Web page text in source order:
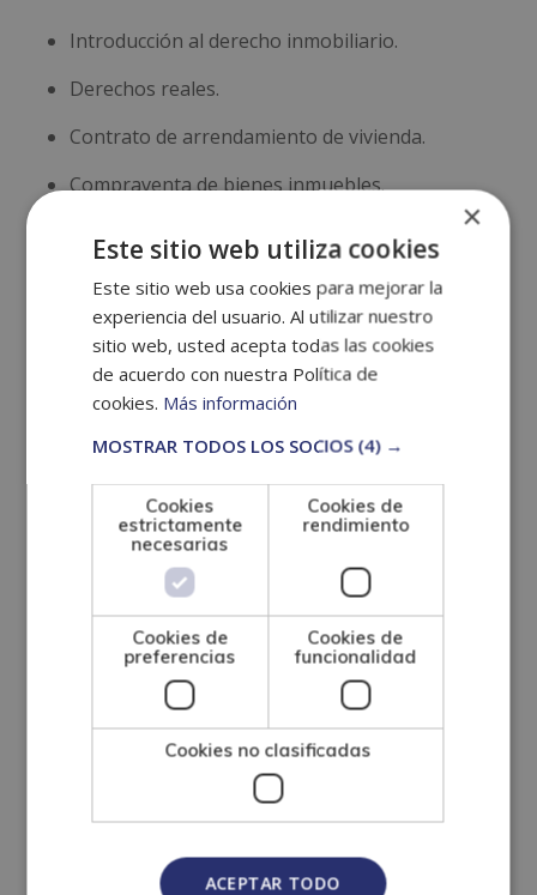
Introducción al derecho inmobiliario.
Derechos reales.
Contrato de arrendamiento de vivienda.
Compraventa de bienes inmuebles.
Modalidades de contratos de compraventa.
Hipoteca inmobiliaria.
Fiscalidad inmobiliaria.
Valoración y tasación inmobiliaria.
Registro de la propiedad.
Intervención administrativo en urbanismo.
Responsabilidad patrimonial y expropiación.
¿Cómo se
estudia?
El Máster en Derecho Inmobiliario se imparte en
acceder al contenido desde cualquier lugar y
×
Este sitio web utiliza cookies
Este sitio web usa cookies para mejorar la
experiencia del usuario. Al utilizar nuestro
sitio web, usted acepta todas las cookies
de acuerdo con nuestra Política de
cookies. Más información
MOSTRAR TODOS LOS SOCIOS (4) →
Cookies
estrictamente
necesarias
Cookies de
rendimiento
Cookies de
preferencias
Cookies de
funcionalidad
Cookies no clasificadas
ACEPTAR TODO